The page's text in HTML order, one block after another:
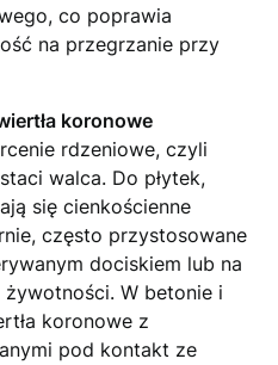
co poprawia
na przegrzanie przy
koronowe
rdzeniowe, czyli
walca. Do płytek,
się cienkościenne
często przystosowane
dociskiem lub na
żywotności. W betonie i
koronowe z
pod kontakt ze